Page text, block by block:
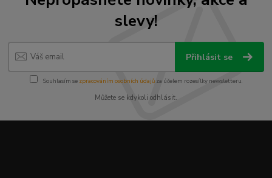
slevy!
Přihlásit se
Souhlasím se zpracováním osobních údajůza účelem rozesílky newsletteru.
Můžete se kdykoli odhlásit.